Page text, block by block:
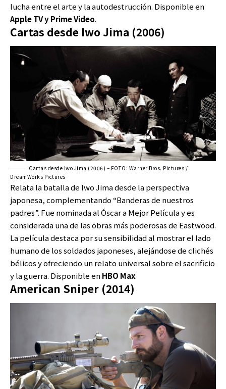
lucha entre el arte y la autodestrucción. Disponible en
Apple TV y Prime Video.
Cartas desde Iwo Jima (2006)
Cartas desde Iwo Jima (2006) – FOTO: Warner Bros. Pictures /
DreamWorks Pictures
Relata la batalla de Iwo Jima desde la perspectiva
japonesa, complementando “Banderas de nuestros
padres”. Fue nominada al Óscar a Mejor Película y es
considerada una de las obras más poderosas de Eastwood.
La película destaca por su sensibilidad al mostrar el lado
humano de los soldados japoneses, alejándose de clichés
bélicos y ofreciendo un relato universal sobre el sacrificio
y la guerra. Disponible enHBO Max.
American Sniper (2014)